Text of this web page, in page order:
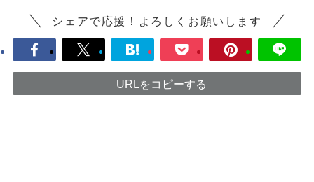
シェアで応援！よろしくお願いします
URLをコピーする